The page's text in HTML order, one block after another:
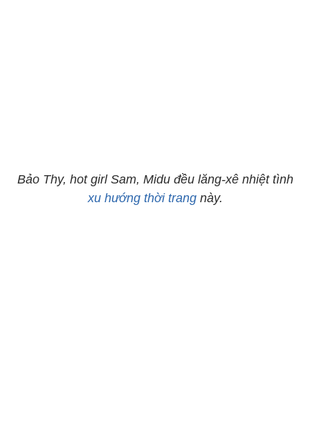
Bảo Thy, hot girl Sam, Midu đều lăng-xê nhiệt tình
xu hướng thời trangnày.